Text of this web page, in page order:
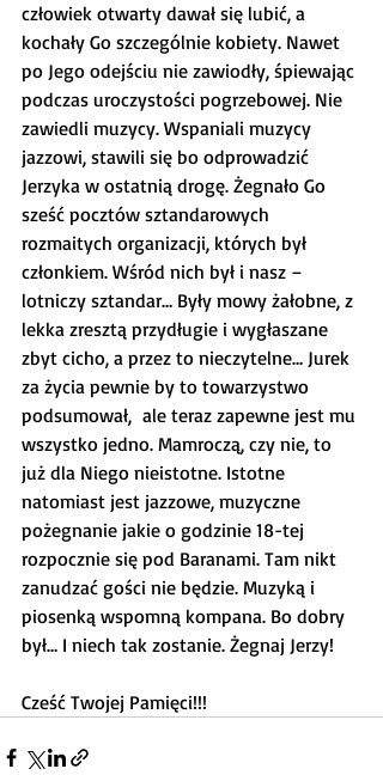
człowiek otwarty dawał się lubić, a
kochały Go szczególnie kobiety. Nawet
po Jego odejściu nie zawiodły, śpiewając
podczas uroczystości pogrzebowej. Nie
zawiedli muzycy. Wspaniali muzycy
jazzowi, stawili się bo odprowadzić
Jerzyka w ostatnią drogę. Żegnało Go
sześć pocztów sztandarowych
rozmaitych organizacji, których był
członkiem. Wśród nich był i nasz –
lotniczy sztandar… Były mowy żałobne, z
lekka zresztą przydługie i wygłaszane
zbyt cicho, a przez to nieczytelne… Jurek
za życia pewnie by to towarzystwo
podsumował,  ale teraz zapewne jest mu
wszystko jedno. Mamroczą, czy nie, to
już dla Niego nieistotne. Istotne
natomiast jest jazzowe, muzyczne
pożegnanie jakie o godzinie 18-tej
rozpocznie się pod Baranami. Tam nikt
zanudzać gości nie będzie. Muzyką i
piosenką wspomną kompana. Bo dobry
był… I niech tak zostanie. Żegnaj Jerzy!
Cześć Twojej Pamięci!!!